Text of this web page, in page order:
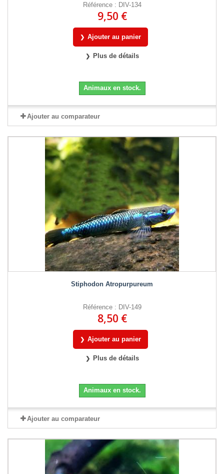
Référence : DIV-134
9,50 €
Ajouter au panier
Plus de détails
Animaux en stock.
Ajouter au comparateur
Stiphodon Atropurpureum
Référence : DIV-149
8,50 €
Ajouter au panier
Plus de détails
Animaux en stock.
Ajouter au comparateur